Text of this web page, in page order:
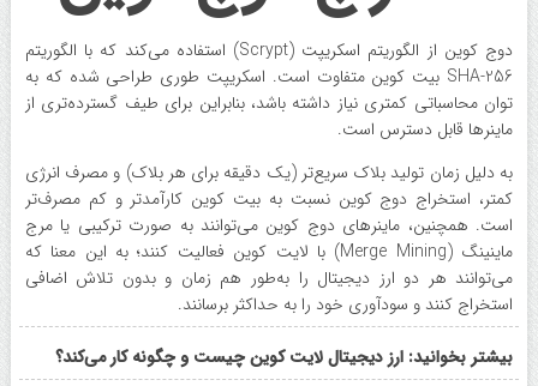
دوج کوین از الگوریتم اسکریپت (Scrypt) استفاده می‌کند که با الگوریتم
SHA-256 بیت کوین متفاوت است. اسکریپت طوری طراحی شده که به
توان محاسباتی کمتری نیاز داشته باشد، بنابراین برای طیف گسترده‌تری از
ماینرها قابل دسترس است.
به دلیل زمان تولید بلاک سریع‌تر (یک دقیقه برای هر بلاک) و مصرف انرژی
کمتر، استخراج دوج کوین نسبت به بیت کوین کارآمدتر و کم‌ مصرف‌تر
است. همچنین، ماینرهای دوج کوین می‌توانند به‌ صورت ترکیبی یا مرج
ماینینگ (Merge Mining) با لایت کوین فعالیت کنند؛ به این معنا که
می‌توانند هر دو ارز دیجیتال را به‌طور هم‌ زمان و بدون تلاش اضافی
استخراج کنند و سودآوری خود را به حداکثر برسانند.
بیشتر بخوانید: ارز دیجیتال لایت کوین چیست و چگونه کار می‌کند؟